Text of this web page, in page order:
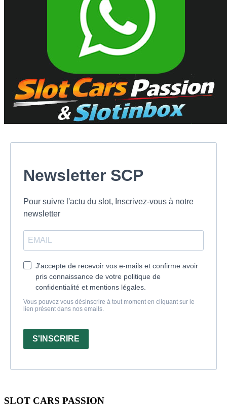
Newsletter SCP
Pour suivre l'actu du slot, Inscrivez-vous à notre
newsletter
J'accepte de recevoir vos e-mails et confirme avoir
pris connaissance de votre politique de
confidentialité et mentions légales.
Vous pouvez vous désinscrire à tout moment en cliquant sur le
lien présent dans nos emails.
S'INSCRIRE
SLOT CARS PASSION